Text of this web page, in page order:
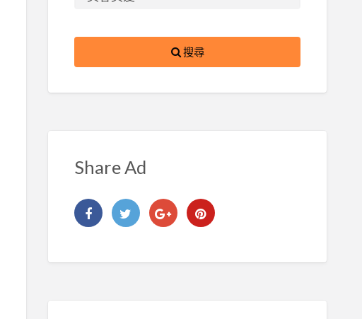
搜尋
Share Ad